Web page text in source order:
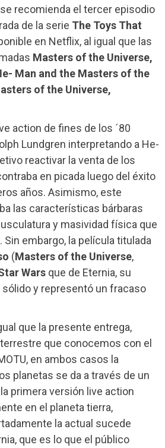
recomienda el tercer episodio
de la serie The Toys That
en Netflix, al igual que las
Masters of the Universe,
Man and the Masters of the
of the Universe,
action de fines de los ´80
Lundgren interpretando a He-
reactivar la venta de los
en picada luego del éxito
años. Asimismo, este
las características bárbaras
y masividad física que
Sin embargo, la película titulada
(Masters of the Universe,
Wars que de Eternia, su
y representó un fracaso
que la presente entrega,
que conocemos con el
en ambos casos la
planetas se da a través de un
primera versión live action
en el planeta tierra,
la actual sucede
que es lo que el público